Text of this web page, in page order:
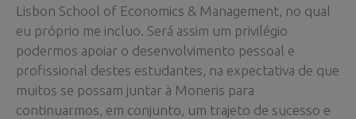
Lisbon School of Economics & Management, no qual
eu próprio me incluo. Será assim um privilégio
podermos apoiar o desenvolvimento pessoal e
profissional destes estudantes, na expectativa de que
muitos se possam juntar à Moneris para
continuarmos, em conjunto, um trajeto de sucesso e